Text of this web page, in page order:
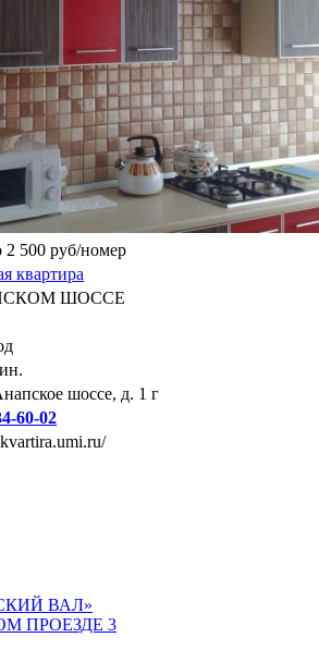
2 500 руб/номер
квартира
ШОССЕ
шоссе, д. 1 г
60-02
ВАЛ»
ПРОЕЗДЕ 3